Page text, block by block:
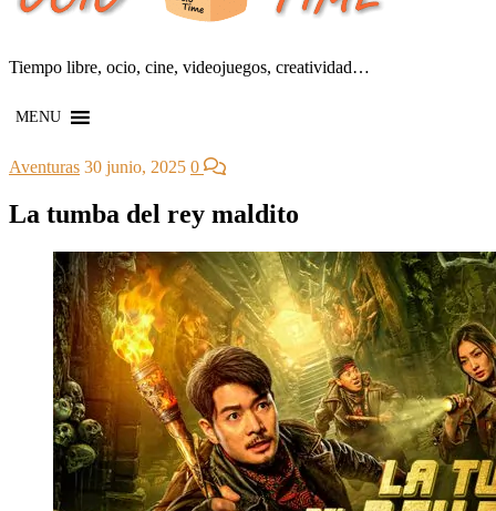
Tiempo libre, ocio, cine, videojuegos, creatividad…
MENU
Aventuras 30 junio, 2025 0
La tumba del rey maldito